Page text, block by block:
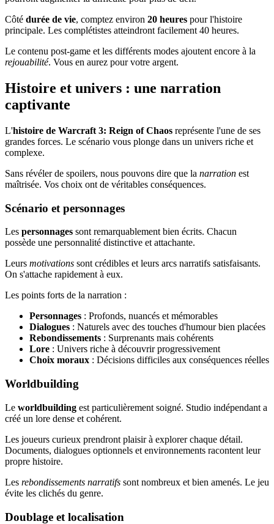
Côté durée de vie, comptez environ 20 heures pour l'histoire
principale. Les complétistes atteindront facilement 40 heures.
Le contenu post-game et les différents modes ajoutent encore à la
rejouabilité. Vous en aurez pour votre argent.
Histoire et univers : une narration
captivante
L'histoire de Warcraft 3: Reign of Chaos représente l'une de ses
grandes forces. Le scénario vous plonge dans un univers riche et
complexe.
Sans révéler de spoilers, nous pouvons dire que la narration est
maîtrisée. Vos choix ont de véritables conséquences.
Scénario et personnages
Les personnages sont remarquablement bien écrits. Chacun
possède une personnalité distinctive et attachante.
Leurs motivations sont crédibles et leurs arcs narratifs satisfaisants.
On s'attache rapidement à eux.
Les points forts de la narration :
Personnages : Profonds, nuancés et mémorables
Dialogues : Naturels avec des touches d'humour bien placées
Rebondissements : Surprenants mais cohérents
Lore : Univers riche à découvrir progressivement
Choix moraux : Décisions difficiles aux conséquences réelles
Worldbuilding
Le worldbuilding est particulièrement soigné. Studio indépendant a
créé un lore dense et cohérent.
Les joueurs curieux prendront plaisir à explorer chaque détail.
Documents, dialogues optionnels et environnements racontent leur
propre histoire.
Les rebondissements narratifs sont nombreux et bien amenés. Le jeu
évite les clichés du genre.
Doublage et localisation